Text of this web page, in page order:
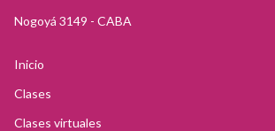
Nogoyá 3149 - CABA
Inicio
Clases
Clases virtuales